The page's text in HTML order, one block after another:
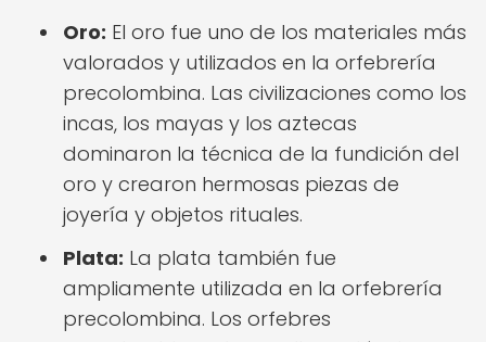
Oro: El oro fue uno de los materiales más
valorados y utilizados en la orfebrería
precolombina. Las civilizaciones como los
incas, los mayas y los aztecas
dominaron la técnica de la fundición del
oro y crearon hermosas piezas de
joyería y objetos rituales.
Plata: La plata también fue
ampliamente utilizada en la orfebrería
precolombina. Los orfebres